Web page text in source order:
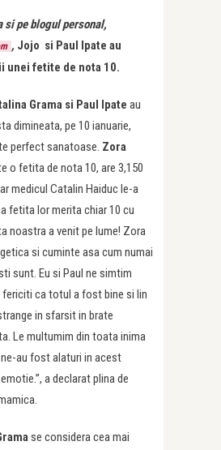
si pe blogul personal,
, Jojo si Paul Ipate au
unei fetite de nota 10.
Grama si Paul Ipate au
dimineata, pe 10 ianuarie,
perfect sanatoase. Zora
o fetita de nota 10, are 3,150
medicul Catalin Haiduc le-a
fetita lor merita chiar 10 cu
noastra a venit pe lume! Zora
si cuminte asa cum numai
sunt. Eu si Paul ne simtim
fericiti ca totul a fost bine si lin
in sfarsit in brate
Le multumim din toata inima
au fost alaturi in acest
a declarat plina de
se considera cea mai